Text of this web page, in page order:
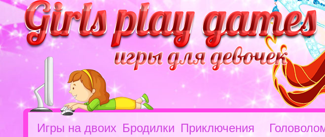
Игры на двоих Бродилки Приключения